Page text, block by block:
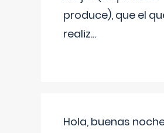
produce), que el
realiz...
Hola, buenas